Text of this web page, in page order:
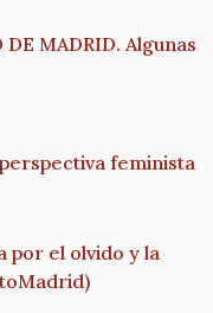
MADRID. Algunas
feminista
por el olvido y la